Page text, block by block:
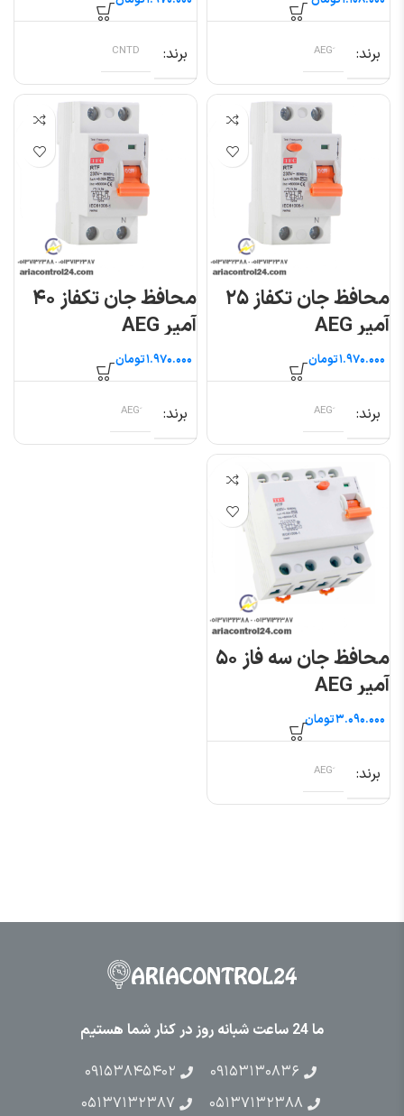
برند برند CNTD
محافظ جان تکفاز ۲۵
آمپر AEG
تومان
برند
محافظ جان تکفاز ۴۰
آمپر AEG
تومان
برند
محافظ جان سه فاز ۵۰
آمپر AEG
تومان
برند
ما 24 ساعت شبانه روز در کنار شما هستیم
۰۹۱۵۳۱۳۰۸۳۶
۰۹۱۵۳۸۴۵۴۰۲
۰۵۱۳۷۱۳۲۳۸۸
۰۵۱۳۷۱۳۲۳۸۷